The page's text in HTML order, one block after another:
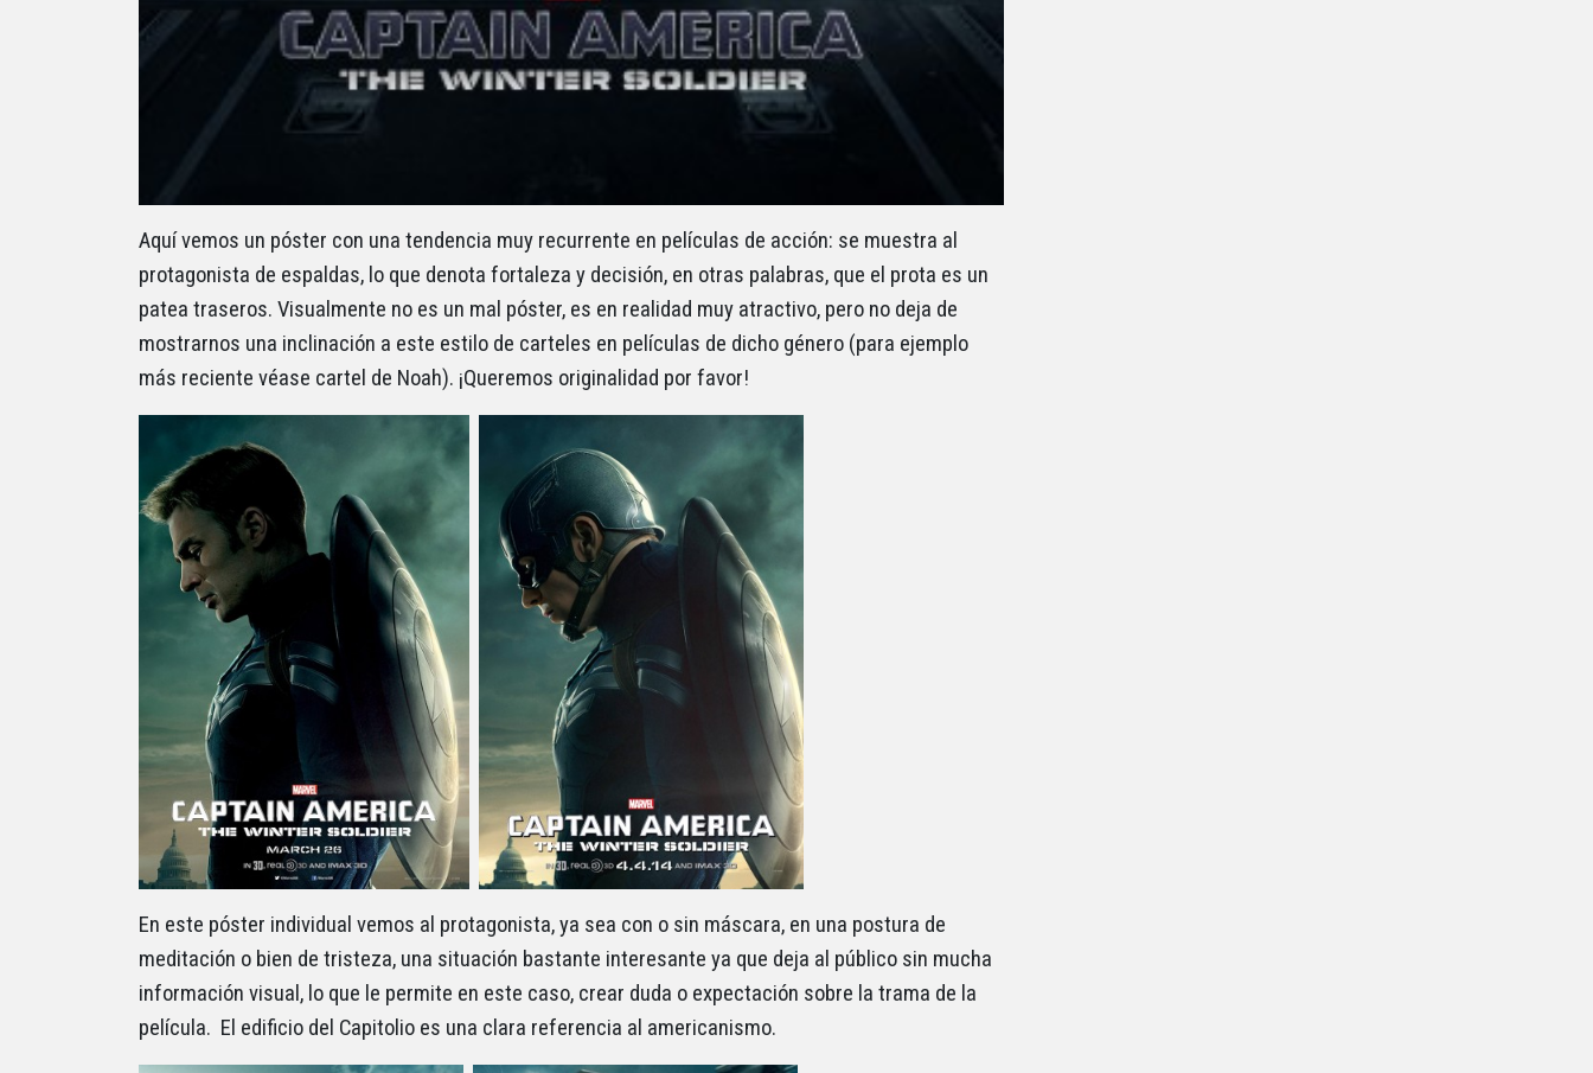
Aquí vemos un póster con una tendencia muy recurrente en películas de acción: se muestra al
protagonista de espaldas, lo que denota fortaleza y decisión, en otras palabras, que el prota es un
patea traseros. Visualmente no es un mal póster, es en realidad muy atractivo, pero no deja de
mostrarnos una inclinación a este estilo de carteles en películas de dicho género (para ejemplo
más reciente véase cartel de Noah). ¡Queremos originalidad por favor!
En este póster individual vemos al protagonista, ya sea con o sin máscara, en una postura de
meditación o bien de tristeza, una situación bastante interesante ya que deja al público sin mucha
información visual, lo que le permite en este caso, crear duda o expectación sobre la trama de la
película. El edificio del Capitolio es una clara referencia al americanismo.